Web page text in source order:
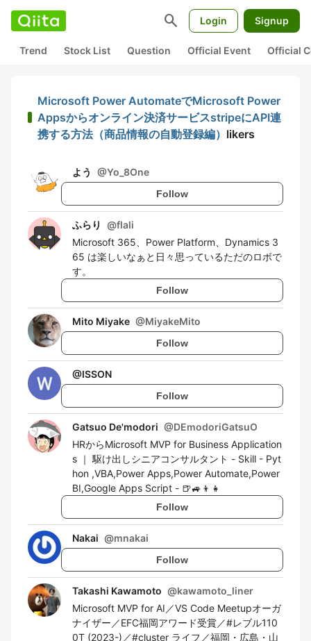
search Login Signup
Trend Stock List Question Official Event Official
Microsoft Power AutomateでMicrosoft Power
Appsからオンライン決済サービスstripeにAPI連
携する方法（商品情報の自動登録編） likers
よう @Yo_8One
Follow
ふらり @flali
Microsoft 365、Power Platform、Dynamics 3
65 は楽しいなぁと日々思っているただのロボで
す。
Follow
Mito Miyake @MiyakeMito
Follow
@ISSON
Follow
Gatsuo De'modori @DEmodoriGatsuO
HRからMicrosoft MVP for Business Application
s ｜ 駆け出しシニアコンサルタント - Skill - Pyt
hon ,VBA,Power Apps,Power Automate,Power
BI,Google Apps Script - 🍺🚙👦👧
Follow
Nakai @mnakai
Follow
Takashi Kawamoto @kawamoto_liner
Microsoft MVP for AI／VS Code Meetupオーガ
ナイザー／EFC福岡アワード受賞／#レブル110
0T (2023-)／#cluster ライフ／福岡・広島・山